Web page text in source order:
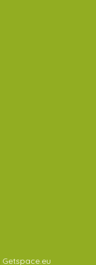
Getspace.eu